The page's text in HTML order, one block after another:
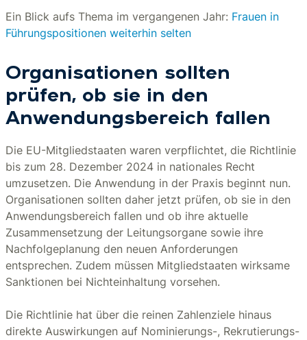
Ein Blick aufs Thema im vergangenen Jahr: Frauen in
Führungspositionen weiterhin selten
Organisationen sollten
prüfen, ob sie in den
Anwendungsbereich fallen
Die EU-Mitgliedstaaten waren verpflichtet, die Richtlinie
bis zum 28. Dezember 2024 in nationales Recht
umzusetzen. Die Anwendung in der Praxis beginnt nun.
Organisationen sollten daher jetzt prüfen, ob sie in den
Anwendungsbereich fallen und ob ihre aktuelle
Zusammensetzung der Leitungsorgane sowie ihre
Nachfolgeplanung den neuen Anforderungen
entsprechen. Zudem müssen Mitgliedstaaten wirksame
Sanktionen bei Nichteinhaltung vorsehen.
Die Richtlinie hat über die reinen Zahlenziele hinaus
direkte Auswirkungen auf Nominierungs-, Rekrutierungs-